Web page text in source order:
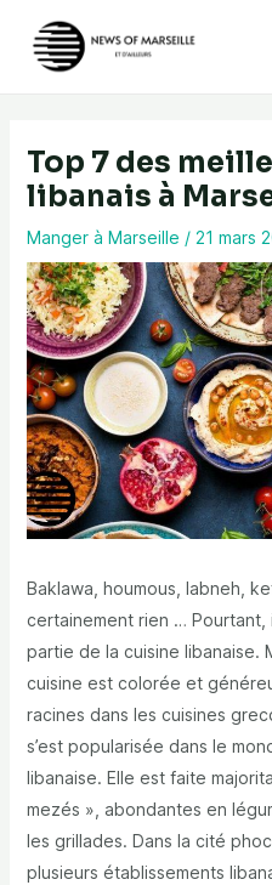
contenu
Top 7 des
libanais à
Manger à Marseille / 21 mars
Baklawa, houmous, labneh,
certainement rien …
partie de la cuisine libanaise.
cuisine est colorée et
racines dans les cuisines
s’est popularisée dans le
libanaise. Elle est faite
mezés », abondantes en
les grillades. Dans la cité
plusieurs établissements